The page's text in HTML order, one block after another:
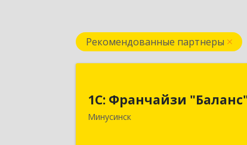
Рекомендованные партнеры
1С: Франчайзи
Минусинск
Минусинск г, Абаканская ул,